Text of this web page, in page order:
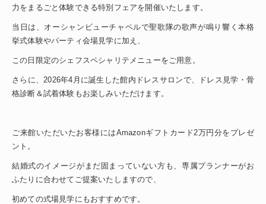
力をまるごと体験できる特別フェアを開催いたします。
当日は、オーシャンビューチャペルで聖歌隊の歌声が鳴り響く本格
挙式体験やパーティ会場見学に加え、
この日限定のシェフスペシャリテメニューをご用意。
さらに、2026年4月に誕生した館内ドレスサロンで、ドレス見学・骨
格診断＆試着体験もお楽しみいただけます。
ご来館いただいたお客様にはAmazonギフトカード2万円分をプレゼ
ント。
結婚式のイメージがまだ固まっていない方も、専属プランナーがお
ふたりに合わせてご提案いたしますので、
初めての式場見学にもおすすめです。